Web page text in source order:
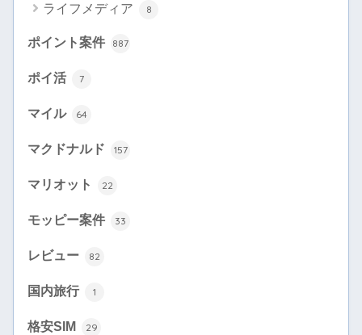
ライフメディア 8
ポイント案件 887
ポイ活 7
マイル 64
マクドナルド 157
マリオット 22
モッピー案件 33
レビュー 82
国内旅行 1
格安SIM 29